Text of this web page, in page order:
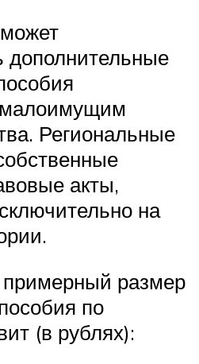
дополнительные
Региональные
акты,
на
примерный размер
по
(в рублях):